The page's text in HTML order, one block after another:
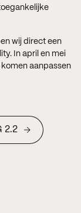
wij direct een
In april en mei
aanpassen
2.2